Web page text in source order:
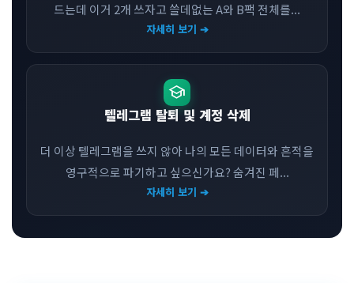
드는데 이거 2개 쓰자고 쓸데없는 A와 B팩 전체를...
자세히 보기 ➔
school
텔레그램 탈퇴 및 계정 삭제
더 이상 텔레그램을 쓰지 않아 나의 모든 데이터와 흔적을
영구적으로 파기하고 싶으신가요? 숨겨진 페...
자세히 보기 ➔